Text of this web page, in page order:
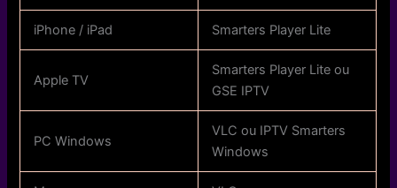
iPhone / iPad Smarters Player Lite
Apple TV
Smarters Player Lite ou
GSE IPTV
PC Windows
VLC ou IPTV Smarters
Windows